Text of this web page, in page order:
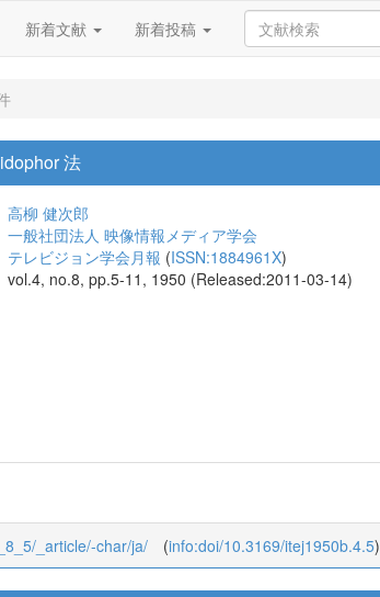
新着文献 新着投稿
法
高柳 健次郎
一般社団法人 映像情報メディア学会
テレビジョン学会月報 (ISSN:1884961X)
vol.4, no.8, pp.5-11, 1950 (Released:2011-03-14)
_article/-char/ja/ (info:doi/10.3169/itej1950b.4.5)